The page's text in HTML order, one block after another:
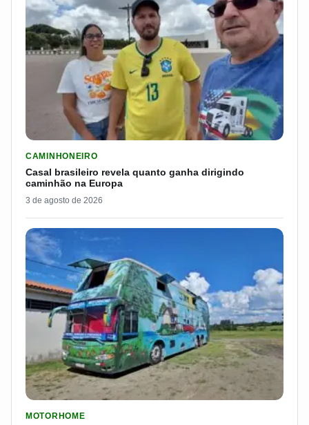
CAMINHONEIRO
Casal brasileiro revela quanto ganha dirigindo
caminhão na Europa
3 de agosto de 2026
MOTORHOME